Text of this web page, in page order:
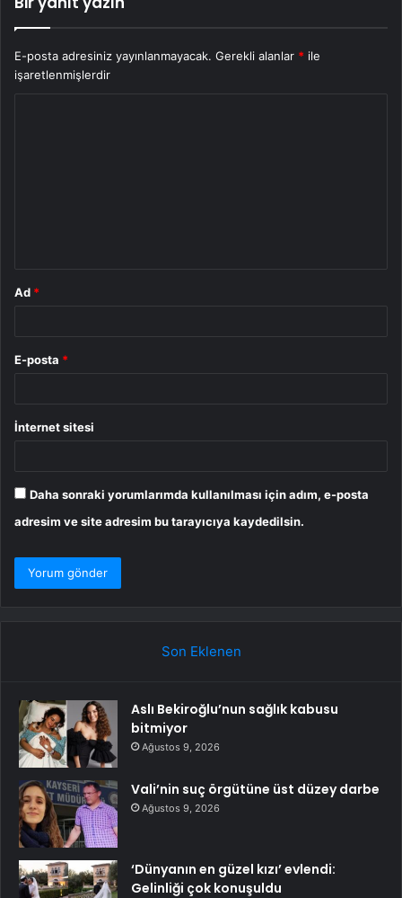
E-posta adresiniz yayınlanmayacak. Gerekli alanlar * ile
işaretlenmişlerdir
Ad *
E-posta *
İnternet sitesi
Daha sonraki yorumlarımda kullanılması için adım, e-posta
adresim ve site adresim bu tarayıcıya kaydedilsin.
Son Eklenen
Aslı Bekiroğlu’nun sağlık kabusu
bitmiyor
Ağustos 9, 2026
Vali’nin suç örgütüne üst düzey darbe
Ağustos 9, 2026
‘Dünyanın en güzel kızı’ evlendi:
Gelinliği çok konuşuldu